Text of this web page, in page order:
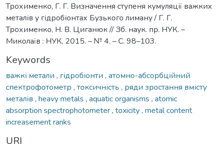
Трохименко, Г. Г. Визначення ступеня кумуляції важких
металів у гідробіонтах Бузького лиману / Г. Г.
Трохименко, Н. В. Циганюк // Зб. наук. пр. НУК. –
Миколаїв : НУК, 2015. – № 4. – С. 98–103.
Keywords
важкі метали , гідробіонти , атомно-абсорбційний
спектрофотометр , токсичність , ряди зростання вмісту
металів , heavy metals , aquatic organisms , atomic
absorption spectrophotometer, toxicity, metal content
increasement ranks
URI